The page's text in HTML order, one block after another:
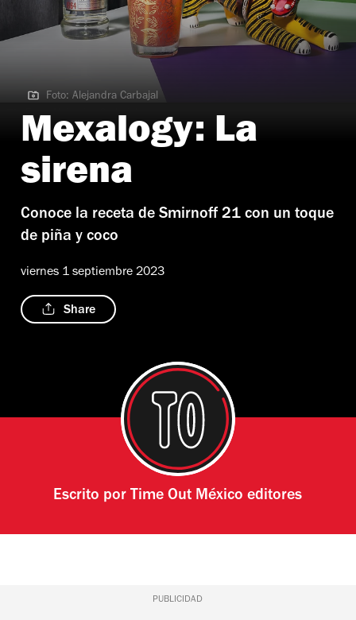
Foto: Alejandra Carbajal
Foto: Alejandra Carbajal
Mexalogy: La
sirena
Conoce la receta de Smirnoff 21 con un toque
de piña y coco
viernes 1 septiembre 2023
Share
Escrito por Time Out México editores
PUBLICIDAD